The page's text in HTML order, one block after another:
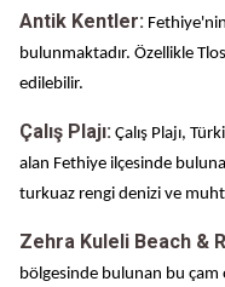
Antik Kentler:
bulunmaktadır. Özellikle
edilebilir.
Çalış Plajı: Çalış Plajı,
alan Fethiye ilçesinde
turkuaz rengi denizi ve
Zehra Kuleli Beach &
bölgesinde bulunan bu çam